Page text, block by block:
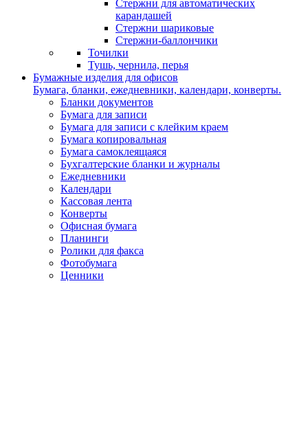
Стержни для автоматических
карандашей
Стержни шариковые
Стержни-баллончики
Точилки
Тушь, чернила, перья
Бумажные изделия для офисов
Бумага, бланки, ежедневники, календари, конверты.
Бланки документов
Бумага для записи
Бумага для записи с клейким краем
Бумага копировальная
Бумага самоклеящаяся
Бухгалтерские бланки и журналы
Ежедневники
Календари
Кассовая лента
Конверты
Офисная бумага
Планинги
Ролики для факса
Фотобумага
Ценники